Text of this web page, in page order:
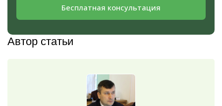
Бесплатная консультация
Автор статьи